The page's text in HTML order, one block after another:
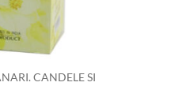
CANDELE SI